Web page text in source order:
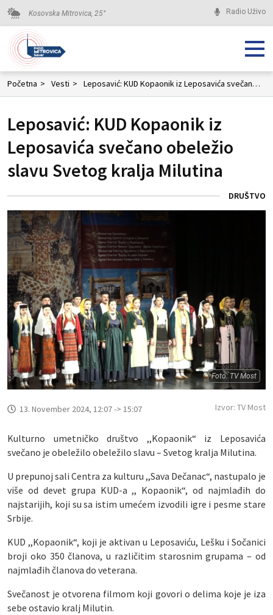
Kosovska Mitrovica, 25° Radio Uživo
Početna > Vesti > Leposavić: KUD Kopaonik iz Leposavića svečano obeležio slavu Svetog kralja Milutina
Leposavić: KUD Kopaonik iz
Leposavića svečano obeležio
slavu Svetog kralja Milutina
DRUŠTVO
Foto: TV Most
13. November 2024, 12:07 -> 15:07 Izvor: TV Most
Kulturno umetničko društvo ,,Kopaonik“ iz Leposavića
svečano je obeležilo obeležilo slavu – Svetog kralja Milutina.
U prepunoj sali Centra za kulturu ,,Sava Dečanac“, nastupalo je
više od devet grupa KUD-a ,, Kopaonik“, od najmlađih do
najstarijih, koji su sa istim umećem izvodili igre i pesme stare
Srbije.
KUD ,,Kopaonik“, koji je aktivan u Leposaviću, Lešku i Sočanici
broji oko 350 članova, u različitim starosnim grupama – od
najmlađih članova do veterana.
Svečanost je otvorena filmom koji govori o delima koje je iza
sebe ostavio kralj Milutin.